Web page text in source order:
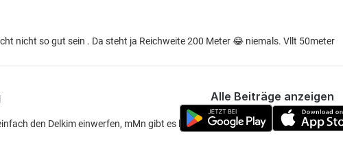
nicht so gut sein . Da steht ja Reichweite 200 Meter 😂 niemals. Vllt 50meter
den Delkim einwerfen, mMn gibt es keinen Konkurrenten
Alle Beiträge anzeigen